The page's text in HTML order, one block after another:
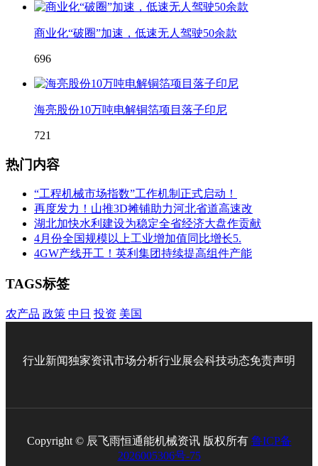
商业化“破圈”加速，低速无人驾驶50余款
696
海亮股份10万吨电解铜箔项目落子印尼
721
热门内容
“工程机械市场指数”工作机制正式启动！
再度发力！山推3D摊铺助力河北省道高速改
湖北加快水利建设为稳定全省经济大盘作贡献
4月份全国规模以上工业增加值同比增长5.
4GW产线开工！英利集团持续提高组件产能
TAGS标签
农产品 政策 中日 投资 美国
行业新闻独家资讯市场分析行业展会科技动态免责声明
Copyright © 辰飞雨恒通能机械资讯 版权所有 鲁ICP备
2026005306号-75